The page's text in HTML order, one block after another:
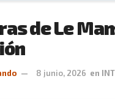
de Le
8 junio, 2026 en